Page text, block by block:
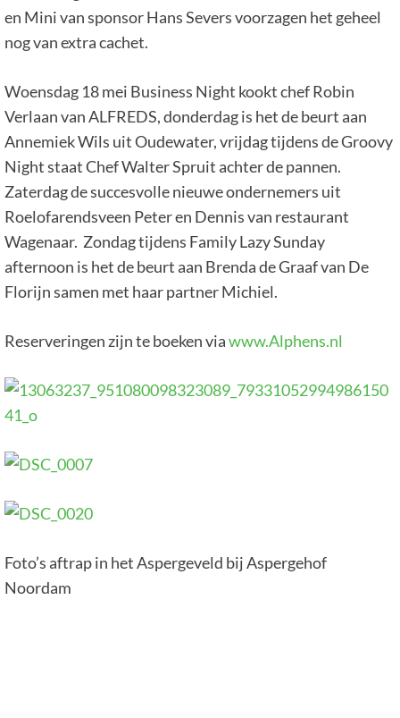
en Mini van sponsor Hans Severs voorzagen het geheel
nog van extra cachet.
Woensdag 18 mei Business Night kookt chef Robin
Verlaan van ALFREDS, donderdag is het de beurt aan
Annemiek Wils uit Oudewater, vrijdag tijdens de Groovy
Night staat Chef Walter Spruit achter de pannen.
Zaterdag de succesvolle nieuwe ondernemers uit
Roelofarendsveen Peter en Dennis van restaurant
Wagenaar. Zondag tijdens Family Lazy Sunday
afternoon is het de beurt aan Brenda de Graaf van De
Florijn samen met haar partner Michiel.
Reserveringen zijn te boeken viawww.Alphens.nl
Foto’s aftrap in het Aspergeveld bij Aspergehof
Noordam